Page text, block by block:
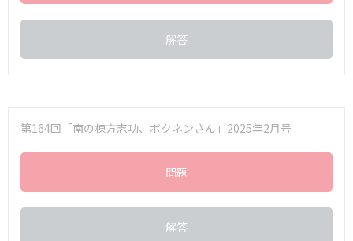
解答
第164回「南の棟方志功、ボクネンさん」2025年2月号
問題
解答